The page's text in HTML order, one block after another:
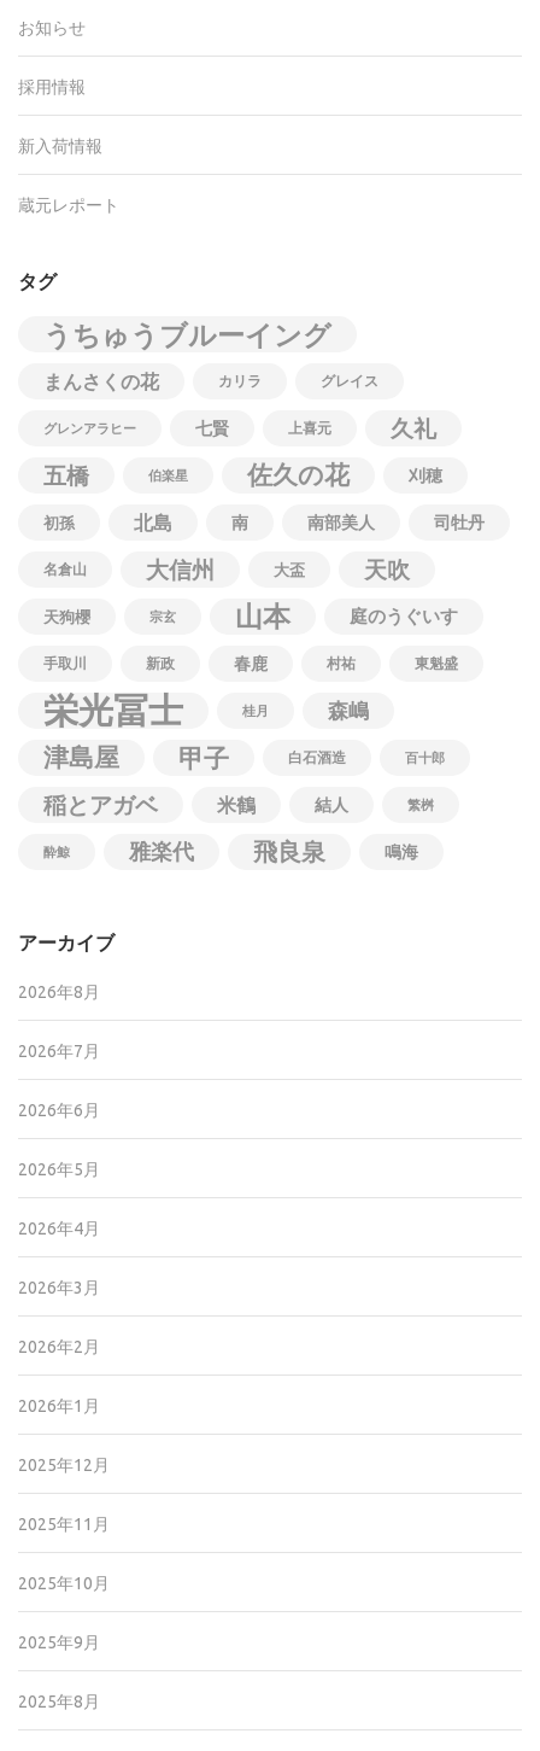
お知らせ
採用情報
新入荷情報
蔵元レポート
タグ
うちゅうブルーイング
まんさくの花 カリラ グレイス
グレンアラヒー 七賢 上喜元
久礼
五橋
伯楽星 佐久の花 刈穂
初孫 北島 南 南部美人 司牡丹
名倉山 大信州 大盃 天吹
天狗櫻 宗玄 山本 庭のうぐいす
手取川 新政 春鹿 村祐 東魁盛
栄光冨士 桂月 森嶋
津島屋 甲子 白石酒造 百十郎
稲とアガベ 米鶴 結人 繁桝
酔鯨 雅楽代 飛良泉 鳴海
アーカイブ
2026年8月
2026年7月
2026年6月
2026年5月
2026年4月
2026年3月
2026年2月
2026年1月
2025年12月
2025年11月
2025年10月
2025年9月
2025年8月